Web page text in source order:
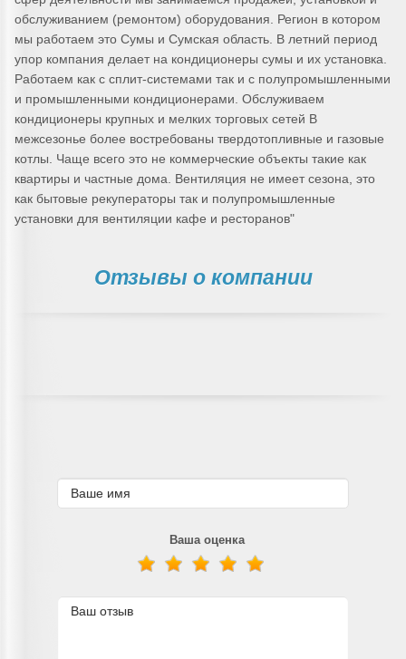
обслуживанием (ремонтом) оборудования. Регион в котором
мы работаем это Сумы и Сумская область. В летний период
упор компания делает на кондиционеры сумы и их установка.
Работаем как с сплит-системами так и с полупромышленными
и промышленными кондиционерами. Обслуживаем
кондиционеры крупных и мелких торговых сетей В
межсезонье более востребованы твердотопливные и газовые
котлы. Чаще всего это не коммерческие объекты такие как
квартиры и частные дома. Вентиляция не имеет сезона, это
как бытовые рекуператоры так и полупромышленные
установки для вентиляции кафе и ресторанов"
Отзывы о компании
Ваша оценка